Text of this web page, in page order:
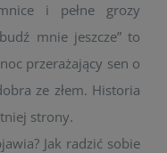
i pełne grozy
mnie jeszcze” to
przerażający sen o
ze złem. Historia
strony.
Jak radzić sobie